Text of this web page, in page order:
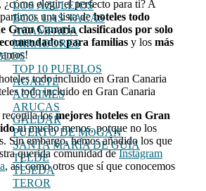
LOS AZULEJOS
BCO. LAS VACAS
ACAMPADA
MIRADORES
TOP 10 PUEBLOS
AGAETE
AGÜIMES
ARUCAS
GÁLDAR
PUERTO DE MOGÁN
SANTA MARÍA DE GUÍA
TELDE
TEJEDA
TEROR
¿cómo elegir el perfecto para ti? A
una lista dehoteles todo
Gran Canaria clasificados por solo
para familias y los más
todo incluido en Gran Canaria
recopila losmejores hoteles en Gran
ni mucho menos, porque no los
Sin embargo, hemos añadido los que
querida comunidad deInstagram
, así como otros que sí que conocemos